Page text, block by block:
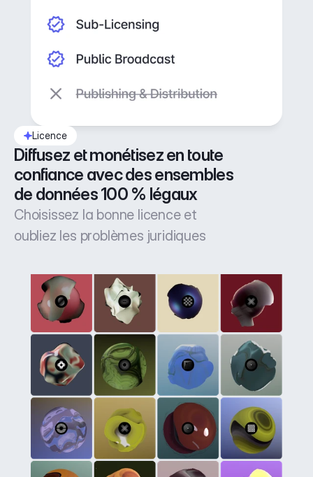
Licence
Diffusez et monétisez en toute
confiance avec des ensembles
de données 100 % légaux
Choisissez la bonne licence et
oubliez les problèmes juridiques